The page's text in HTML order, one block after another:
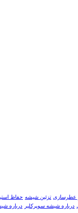
عطرسازی تزئین شیشه حفاظ
درباره شیشه سوپرکلیر درباره